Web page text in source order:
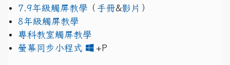
7.9年級觸屏教學 （ 手冊&影片 ）
8年級觸屏教學
專科教室觸屏教學
螢幕同步小程式
+P